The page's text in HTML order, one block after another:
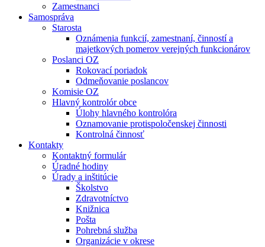
Zamestnanci
Samospráva
Starosta
Oznámenia funkcií, zamestnaní, činností a
majetkových pomerov verejných funkcionárov
Poslanci OZ
Rokovací poriadok
Odmeňovanie poslancov
Komisie OZ
Hlavný kontrolór obce
Úlohy hlavného kontrolóra
Oznamovanie protispoločenskej činnosti
Kontrolná činnosť
Kontakty
Kontaktný formulár
Úradné hodiny
Úrady a inštitúcie
Školstvo
Zdravotníctvo
Knižnica
Pošta
Pohrebná služba
Organizácie v okrese